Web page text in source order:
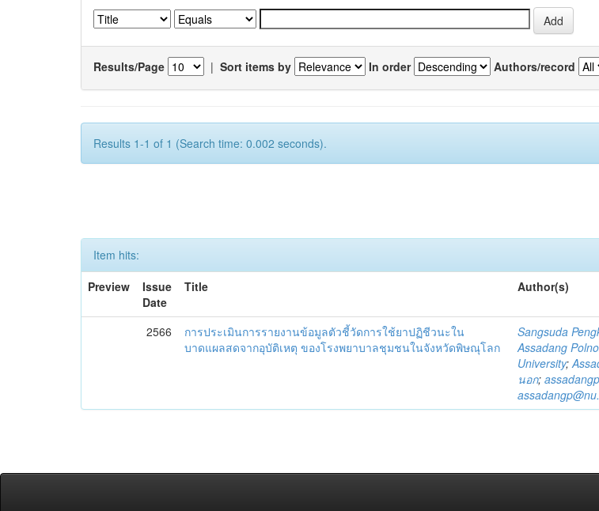
Results/Page | Sort items by In order Authors/record
Results 1-1 of 1 (Search time: 0.002 seconds).
Item hits:
Preview
Issue
Date
Title Author(s)
2566
การประเมินการรายงานข้อมูลตัวชี้วัดการใช้ยาปฏิชีวนะใน
บาดแผลสดจากอุบัติเหตุ ของโรงพยาบาลชุมชนในจังหวัดพิษณุโลก
Sangsuda
Assadang
University;
นอก;